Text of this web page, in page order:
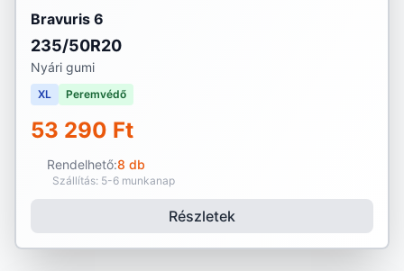
Bravuris 6
235/50R20
Nyári gumi
XL Peremvédő
53 290 Ft
Rendelhető:8 db
Szállítás: 5-6 munkanap
Részletek